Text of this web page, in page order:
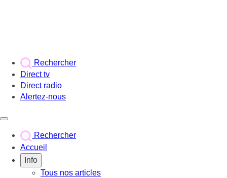
Rechercher
Direct tv
Direct radio
Alertez-nous
Rechercher
Accueil
Info
Tous nos articles